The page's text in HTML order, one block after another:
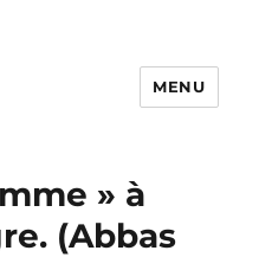
MENU
» à
(Abbas